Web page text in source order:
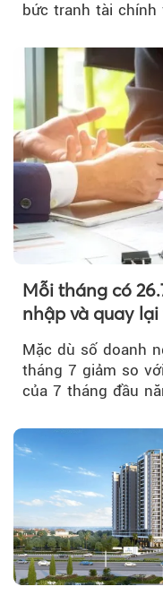
bức tranh tài
Mỗi tháng có
nhập và quay
Mặc dù số doanh
tháng 7 giảm so
của 7 tháng đầu